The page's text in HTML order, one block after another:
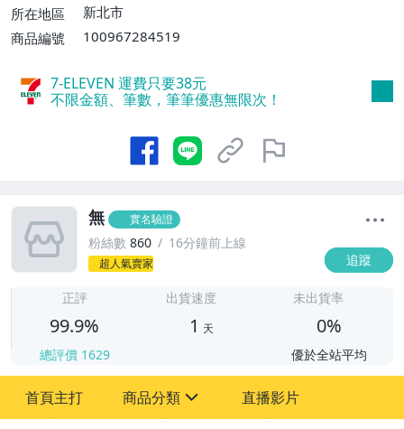
所在地區
新北市
商品編號
100967284519
7-ELEVEN 運費只要38元
不限金額、筆數，筆筆優惠無限次！
無 實名驗證
粉絲數 860 16分鐘前上線
超人氣賣家 追蹤
正評
99.9%
總評價 1629
出貨速度
1 天
未出貨率
0%
優於全站平均
首頁主打 商品分類 直播影片